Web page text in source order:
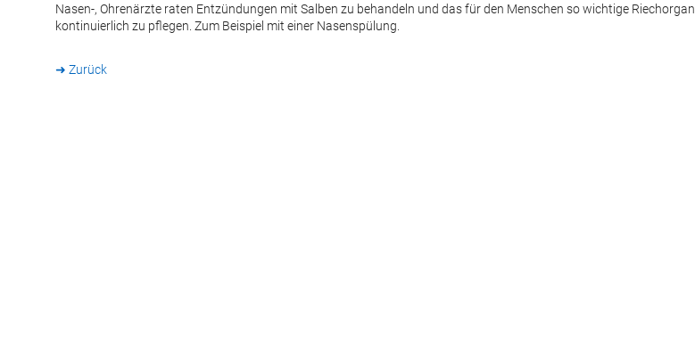
Nasen-, Ohrenärzte raten Entzündungen mit Salben zu behandeln und das für den Menschen so wichtige Riechorgan
kontinuierlich zu pflegen. Zum Beispiel mit einer Nasenspülung.
➜ Zurück